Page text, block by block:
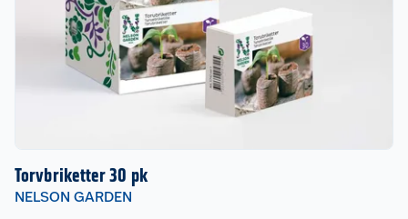
Torvbriketter 30 pk
NELSON GARDEN